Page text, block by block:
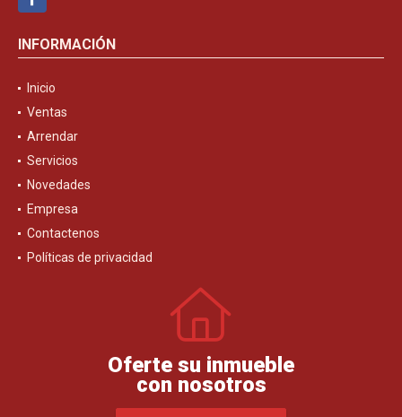
INFORMACIÓN
Inicio
Ventas
Arrendar
Servicios
Novedades
Empresa
Contactenos
Políticas de privacidad
Oferte su inmueble
con nosotros